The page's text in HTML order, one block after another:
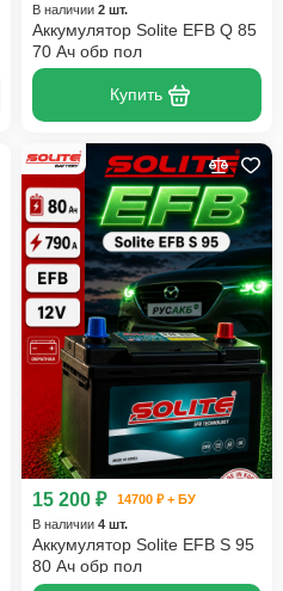
В наличии 2 шт.
Аккумулятор Solite EFB Q 85
70 Ач обр пол
Купить
15 200 ₽
14700 ₽ + БУ
В наличии 4 шт.
Аккумулятор Solite EFB S 95
80 Ач обр пол